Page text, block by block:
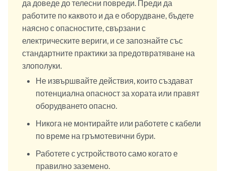
да доведе до телесни повреди. Преди да
работите по каквото и да е оборудване, бъдете
наясно с опасностите, свързани с
електрическите вериги, и се запознайте със
стандартните практики за предотвратяване на
злополуки.
Не извършвайте действия, които създават
потенциална опасност за хората или правят
оборудването опасно.
Никога не монтирайте или работете с кабели
по време на гръмотевични бури.
Работете с устройството само когато е
правилно заземено.